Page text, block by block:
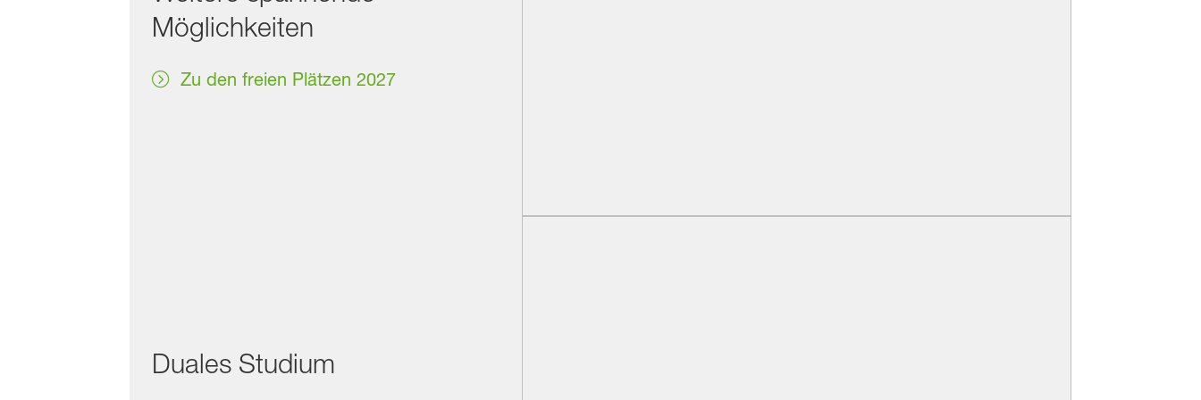
Möglichkeiten
Zu den freien Plätzen 2027
Duales Studium